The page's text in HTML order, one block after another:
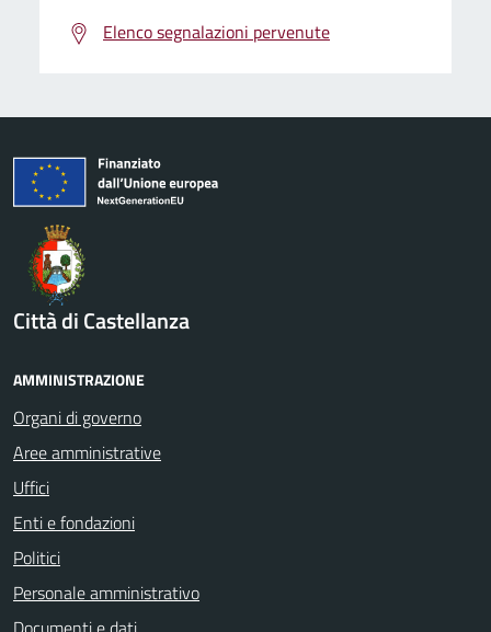
Elenco segnalazioni pervenute
Città di Castellanza
AMMINISTRAZIONE
Organi di governo
Aree amministrative
Uffici
Enti e fondazioni
Politici
Personale amministrativo